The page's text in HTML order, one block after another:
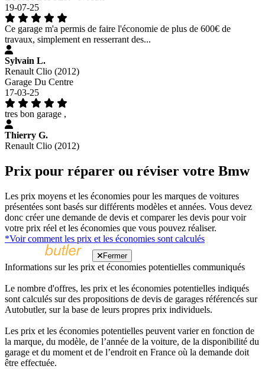
19-07-25
Ce garage m'a permis de faire l'économie de plus de 600€ de
travaux, simplement en resserrant des...
Sylvain L.
Renault Clio (2012)
Garage Du Centre
17-03-25
tres bon garage ,
Thierry G.
Renault Clio (2012)
Prix pour réparer ou réviser votre Bmw
Les prix moyens et les économies pour les marques de voitures
présentées sont basés sur différents modèles et années. Vous devez
donc créer une demande de devis et comparer les devis pour voir
votre prix réel et les économies que vous pouvez réaliser.
*Voir comment les prix et les économies sont calculés
Fermer
Informations sur les prix et économies potentielles communiqués
Le nombre d'offres, les prix et les économies potentielles indiqués
sont calculés sur des propositions de devis de garages référencés sur
Autobutler, sur la base de leurs propres prix individuels.
Les prix et les économies potentielles peuvent varier en fonction de
la marque, du modèle, de l’année de la voiture, de la disponibilité du
garage et du moment et de l’endroit en France où la demande doit
être effectuée.